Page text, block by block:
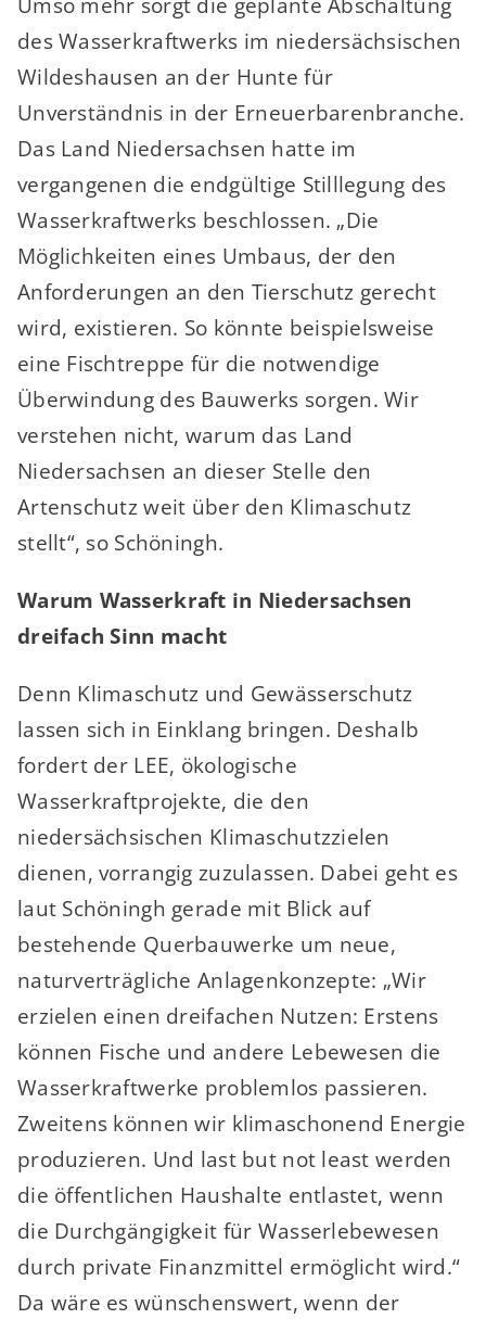
des Wasserkraftwerks im niedersächsischen
Wildeshausen an der Hunte für
Unverständnis in der Erneuerbarenbranche.
Das Land Niedersachsen hatte im
vergangenen die endgültige Stilllegung des
Wasserkraftwerks beschlossen. „Die
Möglichkeiten eines Umbaus, der den
Anforderungen an den Tierschutz gerecht
wird, existieren. So könnte beispielsweise
eine Fischtreppe für die notwendige
Überwindung des Bauwerks sorgen. Wir
verstehen nicht, warum das Land
Niedersachsen an dieser Stelle den
Artenschutz weit über den Klimaschutz
stellt“, so Schöningh.
Warum Wasserkraft in Niedersachsen
dreifach Sinn macht
Denn Klimaschutz und Gewässerschutz
lassen sich in Einklang bringen. Deshalb
fordert der LEE, ökologische
Wasserkraftprojekte, die den
niedersächsischen Klimaschutzzielen
dienen, vorrangig zuzulassen. Dabei geht es
laut Schöningh gerade mit Blick auf
bestehende Querbauwerke um neue,
naturverträgliche Anlagenkonzepte: „Wir
erzielen einen dreifachen Nutzen: Erstens
können Fische und andere Lebewesen die
Wasserkraftwerke problemlos passieren.
Zweitens können wir klimaschonend Energie
produzieren. Und last but not least werden
die öffentlichen Haushalte entlastet, wenn
die Durchgängigkeit für Wasserlebewesen
durch private Finanzmittel ermöglicht wird.“
Da wäre es wünschenswert, wenn der